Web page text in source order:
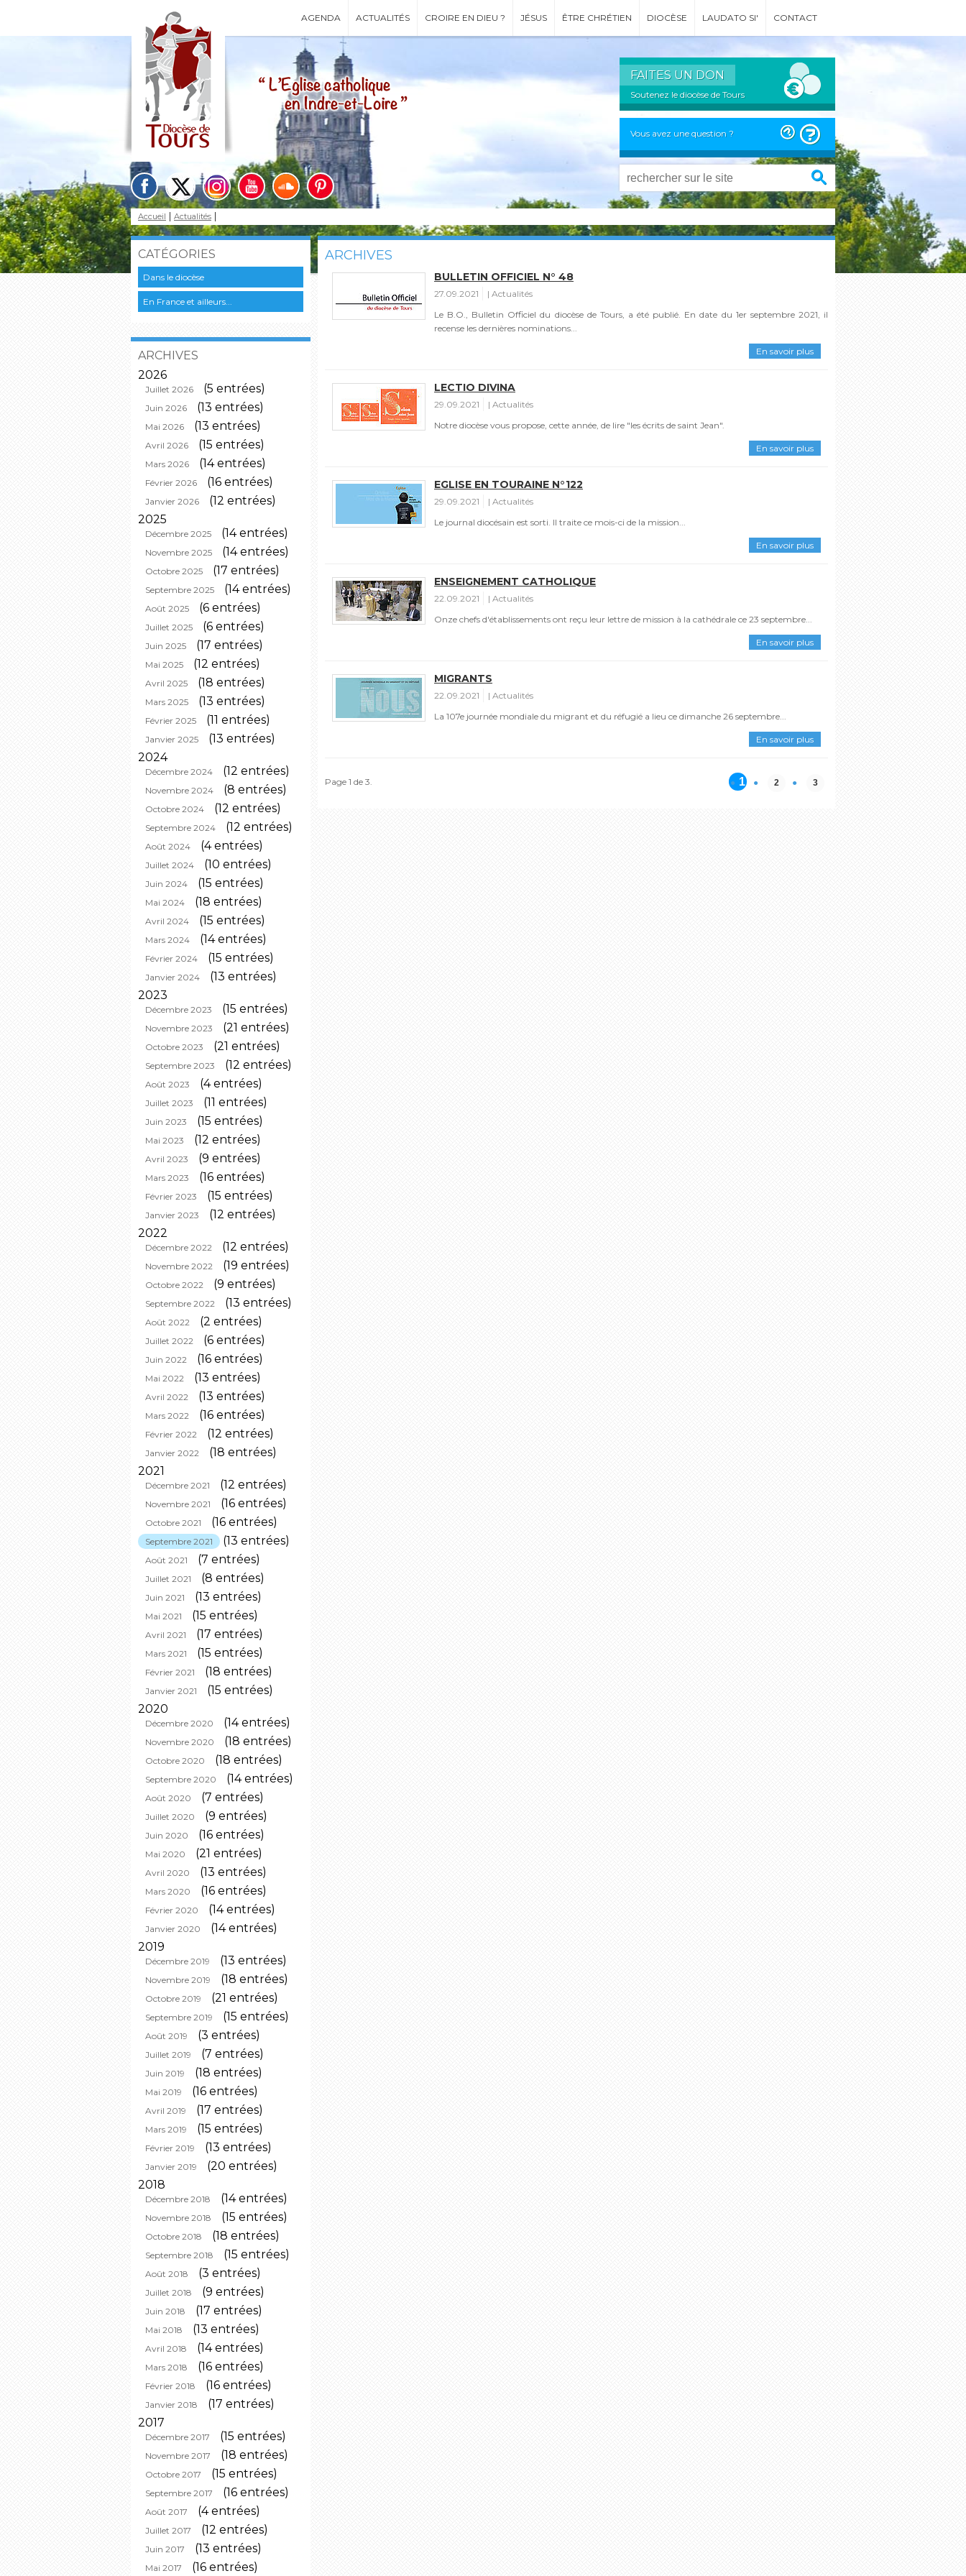
AGENDA ACTUALITÉS CROIRE EN DIEU ? JÉSUS ÊTRE CHRÉTIEN DIOCÈSE LAUDATO SI' CONTACT
FAITES UN DON
Soutenez le diocèse de Tours
Vous avez une question ?
Accueil Actualités
CATÉGORIES
Dans le diocèse
En France et ailleurs...
ARCHIVES
2026
Juillet 2026 (5 entrées)
Juin 2026 (13 entrées)
Mai 2026 (13 entrées)
Avril 2026 (15 entrées)
Mars 2026 (14 entrées)
Février 2026 (16 entrées)
Janvier 2026
(12 entrées)
2025
Décembre 2025 (14 entrées)
Novembre 2025 (14 entrées)
Octobre 2025 (17 entrées)
Septembre 2025 (14 entrées)
Août 2025 (6 entrées)
Juillet 2025 (6 entrées)
Juin 2025 (17 entrées)
Mai 2025 (12 entrées)
Avril 2025 (18 entrées)
Mars 2025 (13 entrées)
Février 2025 (11 entrées)
Janvier 2025
(13 entrées)
2024
Décembre 2024 (12 entrées)
Novembre 2024 (8 entrées)
Octobre 2024 (12 entrées)
Septembre 2024 (12 entrées)
Août 2024 (4 entrées)
Juillet 2024 (10 entrées)
Juin 2024 (15 entrées)
Mai 2024 (18 entrées)
Avril 2024 (15 entrées)
Mars 2024 (14 entrées)
Février 2024 (15 entrées)
Janvier 2024
(13 entrées)
2023
Décembre 2023 (15 entrées)
Novembre 2023 (21 entrées)
Octobre 2023 (21 entrées)
Septembre 2023 (12 entrées)
Août 2023 (4 entrées)
Juillet 2023 (11 entrées)
Juin 2023 (15 entrées)
Mai 2023 (12 entrées)
Avril 2023 (9 entrées)
Mars 2023 (16 entrées)
Février 2023 (15 entrées)
Janvier 2023
(12 entrées)
2022
Décembre 2022 (12 entrées)
Novembre 2022 (19 entrées)
Octobre 2022 (9 entrées)
Septembre 2022 (13 entrées)
Août 2022 (2 entrées)
Juillet 2022 (6 entrées)
Juin 2022 (16 entrées)
Mai 2022 (13 entrées)
Avril 2022 (13 entrées)
Mars 2022 (16 entrées)
Février 2022 (12 entrées)
Janvier 2022
(18 entrées)
2021
Décembre 2021 (12 entrées)
Novembre 2021 (16 entrées)
Octobre 2021 (16 entrées)
Septembre 2021 (13 entrées)
Août 2021 (7 entrées)
Juillet 2021 (8 entrées)
Juin 2021 (13 entrées)
Mai 2021 (15 entrées)
Avril 2021 (17 entrées)
Mars 2021 (15 entrées)
Février 2021 (18 entrées)
Janvier 2021
(15 entrées)
2020
Décembre 2020 (14 entrées)
Novembre 2020 (18 entrées)
Octobre 2020 (18 entrées)
Septembre 2020 (14 entrées)
Août 2020 (7 entrées)
Juillet 2020 (9 entrées)
Juin 2020 (16 entrées)
Mai 2020 (21 entrées)
Avril 2020 (13 entrées)
Mars 2020 (16 entrées)
Février 2020 (14 entrées)
Janvier 2020
(14 entrées)
2019
Décembre 2019 (13 entrées)
Novembre 2019 (18 entrées)
Octobre 2019 (21 entrées)
Septembre 2019 (15 entrées)
Août 2019 (3 entrées)
Juillet 2019 (7 entrées)
Juin 2019 (18 entrées)
Mai 2019 (16 entrées)
Avril 2019 (17 entrées)
Mars 2019 (15 entrées)
Février 2019 (13 entrées)
Janvier 2019
(20 entrées)
2018
Décembre 2018 (14 entrées)
Novembre 2018 (15 entrées)
Octobre 2018 (18 entrées)
Septembre 2018 (15 entrées)
Août 2018 (3 entrées)
Juillet 2018 (9 entrées)
Juin 2018 (17 entrées)
Mai 2018 (13 entrées)
Avril 2018 (14 entrées)
Mars 2018 (16 entrées)
Février 2018 (16 entrées)
Janvier 2018
(17 entrées)
2017
Décembre 2017 (15 entrées)
Novembre 2017 (18 entrées)
Octobre 2017 (15 entrées)
Septembre 2017 (16 entrées)
Août 2017 (4 entrées)
Juillet 2017 (12 entrées)
Juin 2017 (13 entrées)
Mai 2017 (16 entrées)
ARCHIVES
BULLETIN OFFICIEL N° 48
27.09.2021
Actualités
Le B.O., Bulletin Officiel du diocèse de Tours, a été publié. En date du 1er septembre 2021, il
recense les dernières nominations...
En savoir plus
LECTIO DIVINA
29.09.2021
Actualités
Notre diocèse vous propose, cette année, de lire "les écrits de saint Jean".
En savoir plus
EGLISE EN TOURAINE N°122
29.09.2021
Actualités
Le journal diocésain est sorti. Il traite ce mois-ci de la mission...
En savoir plus
ENSEIGNEMENT CATHOLIQUE
22.09.2021
Actualités
Onze chefs d'établissements ont reçu leur lettre de mission à la cathédrale ce 23 septembre...
En savoir plus
MIGRANTS
22.09.2021
Actualités
La 107e journée mondiale du migrant et du réfugié a lieu ce dimanche 26 septembre...
En savoir plus
Page 1 de 3. 1 2 3